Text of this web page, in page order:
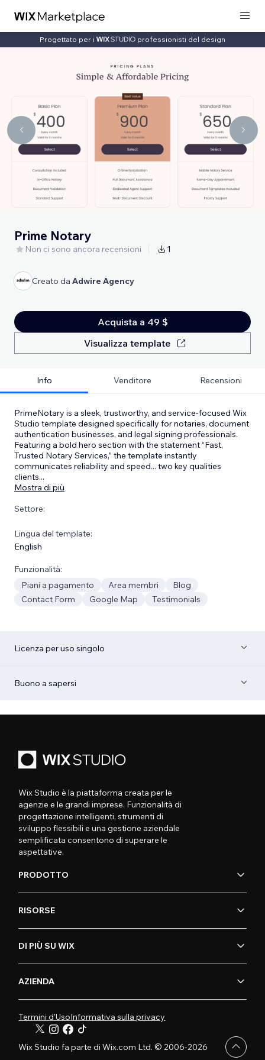
Progettato per i professionisti del design
Prime Notary
Non ci sono ancora recensioni 1
Creato da Adwire Agency
Acquista a 49 $
Visualizza template
Info Venditore Recensioni
PrimeNotary is a sleek, trustworthy, and service-focused Wix
Studio template designed specifically for notaries, document
authentication businesses, and legal signing professionals.
Featuring a bold hero section with the statement “Fast,
Trusted Notary Services,” the template instantly
communicates reliability and speed... two key qualities
clients...
Mostra di più
Settore:
Lingua del template:
English
Funzionalità:
Piani a pagamento
Area membri
Blog
Contact Form
Google Map Testimonials
Licenza per uso singolo
Buono a sapersi
Wix Studio è la piattaforma creata per le
agenzie e le grandi imprese. Funzionalità di
progettazione intelligenti, strumenti di
sviluppo flessibili e una gestione aziendale
semplificata consentono di superare le
aspettative.
PRODOTTO
RISORSE
DI PIÙ SU WIX
AZIENDA
Termini d'UsoInformativa sulla privacy
Wix Studio fa parte di Wix.com Ltd. © 2006-2026